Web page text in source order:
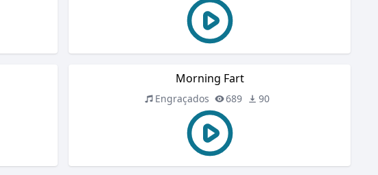
Morning Fart
Engraçados 689 90